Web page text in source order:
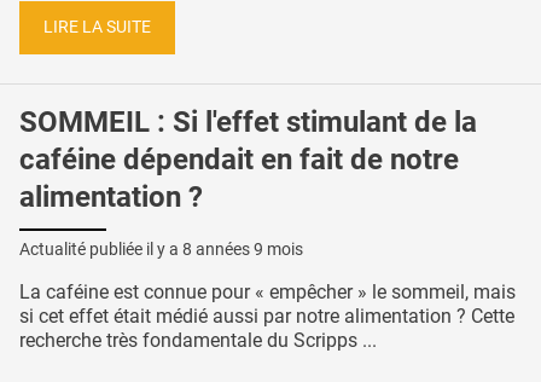
LIRE LA SUITE
SOMMEIL : Si l'effet stimulant de la
caféine dépendait en fait de notre
alimentation ?
Actualité publiée il y a 8 années 9 mois
La caféine est connue pour « empêcher » le sommeil, mais
si cet effet était médié aussi par notre alimentation ? Cette
recherche très fondamentale du Scripps ...